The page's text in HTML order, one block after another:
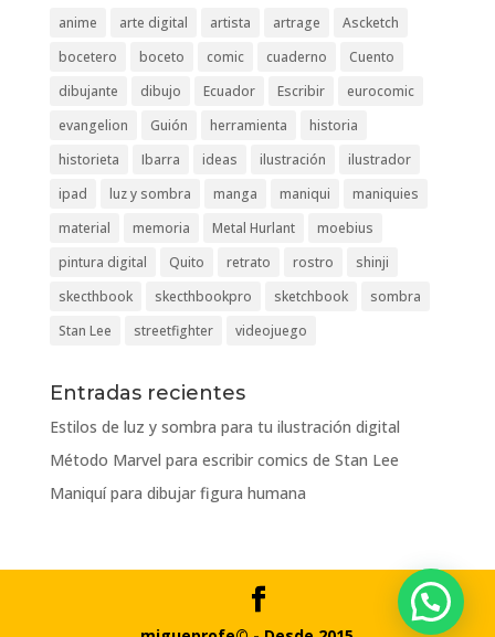
anime arte digital artista artrage
Ascketch
bocetero
boceto comic cuaderno
Cuento
dibujante
dibujo Ecuador Escribir
eurocomic
evangelion
Guión herramienta
historia
historieta
Ibarra ideas ilustración
ilustrador
ipad
luz y sombra manga maniqui
maniquies
material
memoria Metal Hurlant
moebius
pintura digital
Quito retrato rostro
shinji
skecthbook
skecthbookpro sketchbook
sombra
Stan Lee
streetfighter videojuego
Entradas recientes
Estilos de luz y sombra para tu ilustración digital
Método Marvel para escribir comics de Stan Lee
Maniquí para dibujar figura humana